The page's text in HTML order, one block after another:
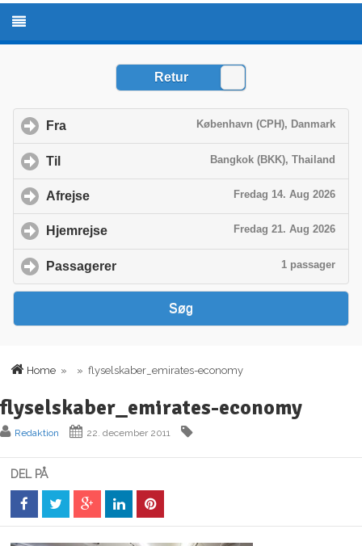
Home » » flyselskaber_emirates-economy
flyselskaber_emirates-economy
Redaktion 22. december 2011
DEL PÅ